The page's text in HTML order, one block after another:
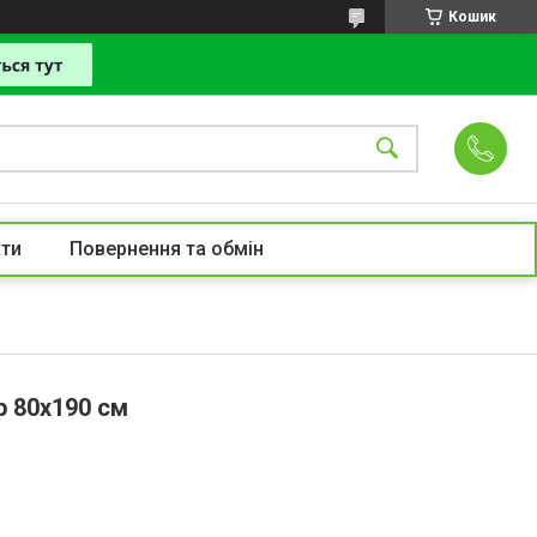
Кошик
Повернення та обмін
80x190 см